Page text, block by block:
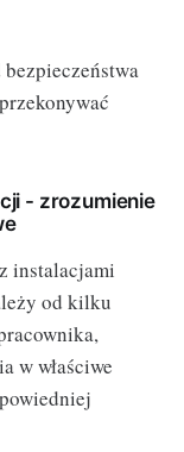
- zrozumienie
instalacjami
od kilku
w właściwe